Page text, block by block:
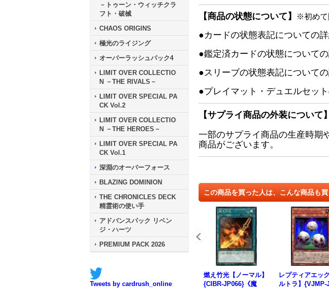
－トゥーン・ウィッチクラ
フト・破械
CHAOS ORIGINS
極光のライジング
オーバーラッシュパック4
LIMIT OVER COLLECTIO
N －THE RIVALS－
LIMIT OVER SPECIAL PA
CK Vol.2
LIMIT OVER COLLECTIO
N －THE HEROES－
LIMIT OVER SPECIAL PA
CK Vol.1
深淵のオーバーフォース
BLAZING DOMINION
THE CHRONICLES DECK
精霊術の使い手
アドバンスパック リベン
ジ・ハーツ
PREMIUM PACK 2026
Tweets by cardrush_online
【商品の状態について】 ※初めて
●カードの状態表記についての
●鑑定済カードの状態について
●スリーブの状態表記について
●プレイマット・デュエルセッ
【サプライ商品の外装について】
一部のサプライ商品の生産時期
商品がございます。
この商品を買った人は、こんな商品も
燃え竹光【ノーマル】
{CIBR-JP066}《魔
レプティアエッ
ルトラ】{VJMP-